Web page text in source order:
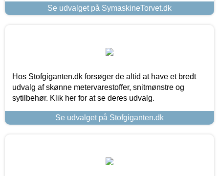
Se udvalget på SymaskineTorvet.dk
Hos Stofgiganten.dk forsøger de altid at have et bredt
udvalg af skønne metervarestoffer, snitmønstre og
sytilbehør. Klik her for at se deres udvalg.
Se udvalget på Stofgiganten.dk